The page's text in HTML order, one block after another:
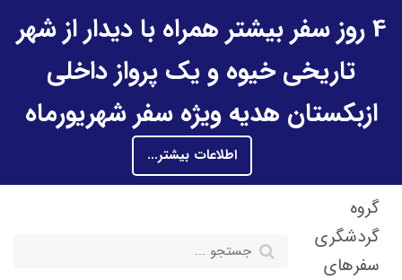
4 روز سفر بیشتر همراه با دیدار از شهر
تاریخی خیوه و یک پرواز داخلی
ازبکستان هدیه ویژه سفر شهریورماه
اطلاعات بیشتر...
گروه
گردشگری
سفرهای